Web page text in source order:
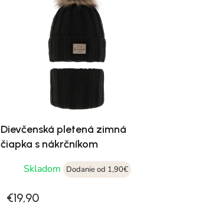
Dievčenská pletená zimná
čiapka s nákrčníkom
Skladom
Dodanie od 1,90€
€19,90